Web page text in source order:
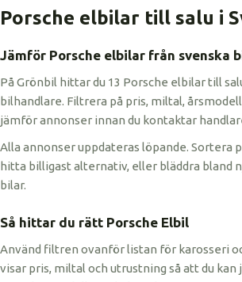
Porsche elbilar till salu i
Jämför Porsche elbilar från svenska
På Grönbil hittar du 13 Porsche elbilar till
bilhandlare. Filtrera på pris, miltal,
jämför annonser innan du kontaktar
Alla annonser uppdateras löpande. Sortera
hitta billigast alternativ, eller bläddra bland
bilar.
Så hittar du rätt Porsche Elbil
Använd filtren ovanför listan för karosseri
visar pris, miltal och utrustning så att du